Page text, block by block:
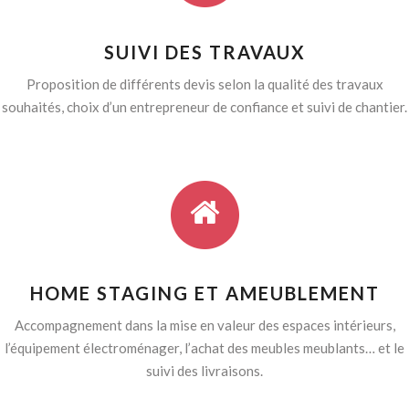
SUIVI DES TRAVAUX
Proposition de différents devis selon la qualité des travaux
souhaités, choix d’un entrepreneur de confiance et suivi de chantier.
HOME STAGING ET AMEUBLEMENT
Accompagnement dans la mise en valeur des espaces intérieurs,
l’équipement électroménager, l’achat des meubles meublants… et le
suivi des livraisons.